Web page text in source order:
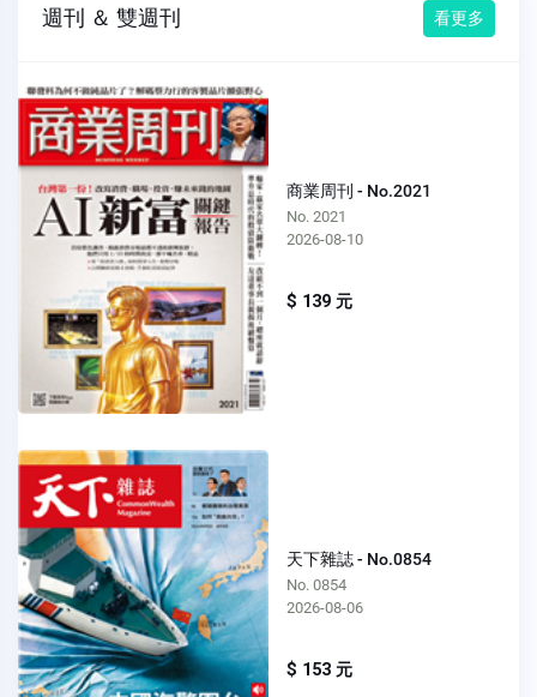
週刊 ＆ 雙週刊 看更多
商業周刊 - No.2021
No. 2021
2026-08-10
$ 139 元
天下雜誌 - No.0854
No. 0854
2026-08-06
$ 153 元